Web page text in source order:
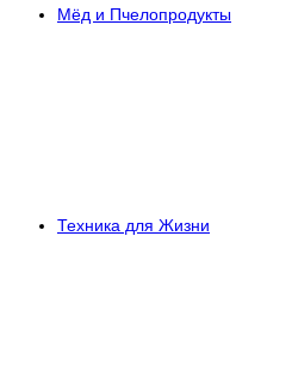
Мёд и Пчелопродукты
Техника для Жизни